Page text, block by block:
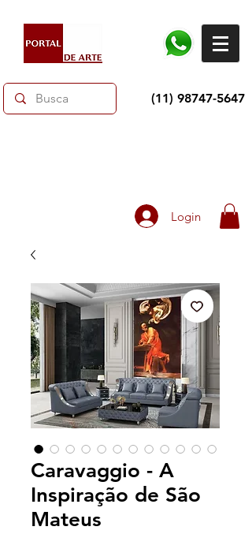
(11) 98747-5647
Login
Caravaggio - A
Inspiração de São
Mateus